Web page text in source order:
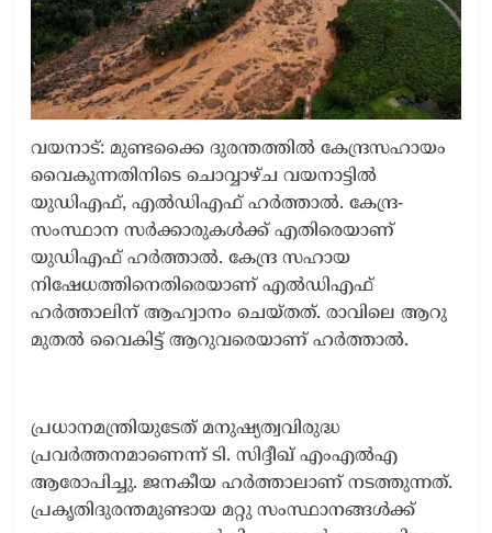
വയനാട്: മുണ്ടക്കൈ ദുരന്തത്തിൽ കേന്ദ്രസഹായം
വൈകുന്നതിനിടെ ചൊവ്വാഴ്ച വയനാട്ടിൽ
യുഡിഎഫ്, എൽഡിഎഫ് ഹർത്താൽ. കേന്ദ്ര-
സംസ്ഥാന സർക്കാരുകൾക്ക് എതിരെയാണ്
യുഡിഎഫ് ഹർത്താൽ. കേന്ദ്ര സഹായ
നിഷേധത്തിനെതിരെയാണ് എൽഡിഎഫ്
ഹർത്താലിന് ആഹ്വാനം ചെയ്തത്. രാവിലെ ആറു
മുതൽ വൈകിട്ട് ആറുവരെയാണ് ഹർത്താൽ.
പ്രധാനമന്ത്രിയുടേത് മനുഷ്യത്വവിരുദ്ധ
പ്രവർത്തനമാണെന്ന് ടി. സിദ്ദീഖ് എംഎൽഎ
ആരോപിച്ചു. ജനകീയ ഹർത്താലാണ് നടത്തുന്നത്.
പ്രകൃതിദുരന്തമുണ്ടായ മറ്റു സംസ്ഥാനങ്ങൾക്ക്